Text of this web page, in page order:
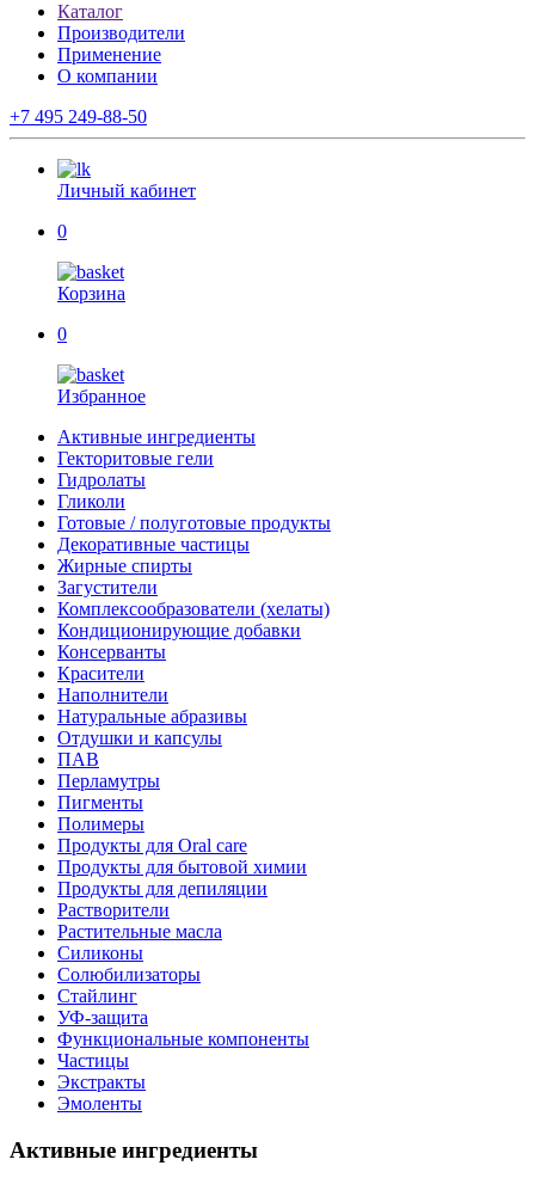
Каталог
Производители
Применение
О компании
+7 495 249-88-50
Личный кабинет
0
Корзина
0
Избранное
Активные ингредиенты
Гекторитовые гели
Гидролаты
Гликоли
Готовые / полуготовые продукты
Декоративные частицы
Жирные спирты
Загустители
Комплексообразователи (хелаты)
Кондиционирующие добавки
Консерванты
Красители
Наполнители
Натуральные абразивы
Отдушки и капсулы
ПАВ
Перламутры
Пигменты
Полимеры
Продукты для Oral care
Продукты для бытовой химии
Продукты для депиляции
Растворители
Растительные масла
Силиконы
Солюбилизаторы
Стайлинг
УФ-защита
Функциональные компоненты
Частицы
Экстракты
Эмоленты
Активные ингредиенты